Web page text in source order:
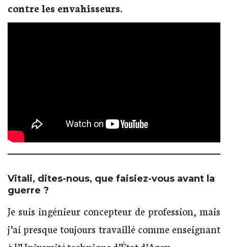
contre les envahisseurs.
Vitali, dites-nous, que faisiez-vous avant la
guerre ?
Je suis ingénieur concepteur de profession, mais
j’ai presque toujours travaillé comme enseignant